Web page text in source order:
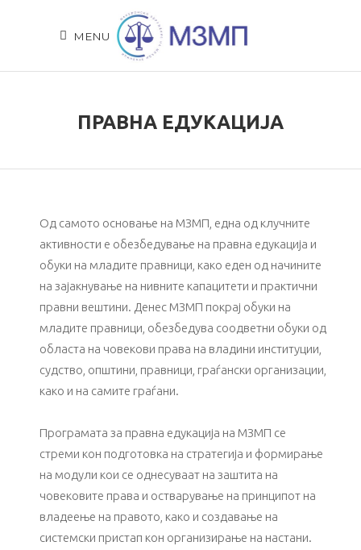
MENU
ПРАВНА ЕДУКАЦИЈА
Од самото основање на МЗМП, една од клучните
активности е обезбедување на правна едукација и
обуки на младите правници, како еден од начините
на зајакнување на нивните капацитети и практични
правни вештини. Денес МЗМП покрај обуки на
младите правници, обезбедува соодветни обуки од
областа на човекови права на владини институции,
судство, општини, правници, граѓански организации,
како и на самите граѓани.
Програмата за правна едукација на МЗМП се
стреми кон подготовка на стратегија и формирање
на модули кои се однесуваат на заштита на
човековите права и остварување на принципот на
владеење на правото, како и создавање на
системски пристап кон организирање на настани.